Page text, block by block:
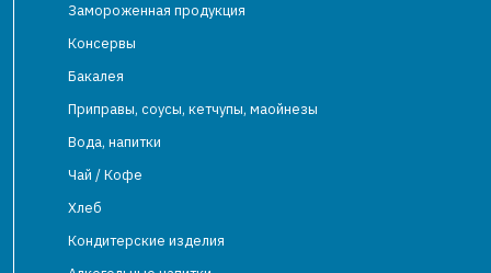
Замороженная продукция
Консервы
Бакалея
Приправы, соусы, кетчупы, маойнезы
Вода, напитки
Чай / Кофе
Хлеб
Кондитерские изделия